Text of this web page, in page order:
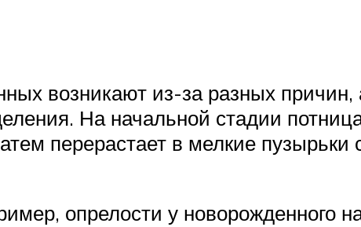
возникают из-за разных причин,
На начальной стадии
перерастает в мелкие
опрелости у новорожденного